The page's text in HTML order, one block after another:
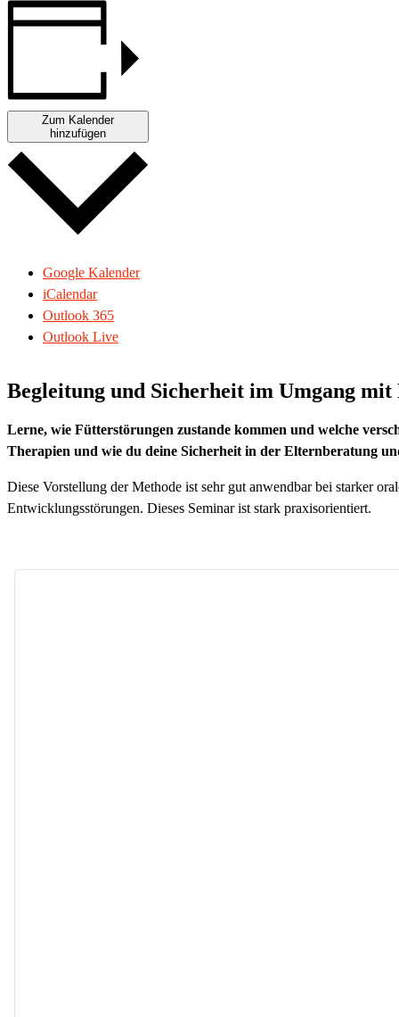
Zum Kalender
hinzufügen
Google Kalender
iCalendar
Outlook 365
Outlook Live
Begleitung und Sicherheit im Umgang
Lerne, wie Fütterstörungen zustande kommen und welche
Therapien und wie du deine Sicherheit in der Elternberatung
Diese Vorstellung der Methode ist sehr gut anwendbar bei starker
Entwicklungsstörungen. Dieses Seminar ist stark praxisorientiert.